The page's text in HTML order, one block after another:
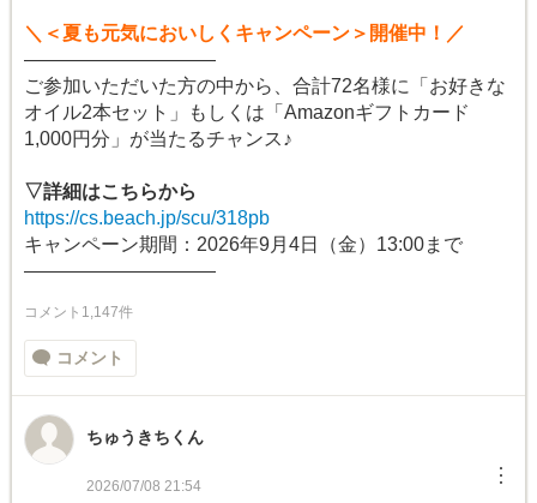
＼＜夏も元気においしくキャンペーン＞開催中！／
――――――――――
ご参加いただいた方の中から、合計72名様に「お好きな
オイル2本セット」もしくは「Amazonギフトカード
1,000円分」が当たるチャンス♪
▽詳細はこちらから
https://cs.beach.jp/scu/318pb
キャンペーン期間：2026年9月4日（金）13:00まで
――――――――――
コメント1,147件
コメント
ちゅうきちくん
2026/07/08 21:54 ︙